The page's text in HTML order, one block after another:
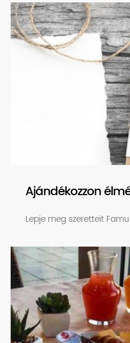
Ajándékozzon
Lepje meg szeretteit